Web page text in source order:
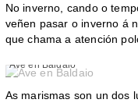
No inverno, cando o
veñen pasar o inverno á
que chama a atención
Ave en Baldaio
As marismas son un dos